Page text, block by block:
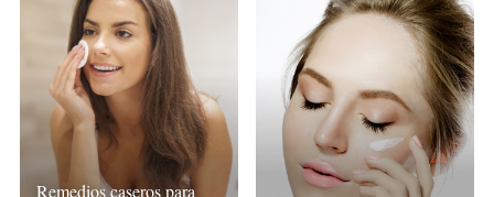
Remedios caseros para